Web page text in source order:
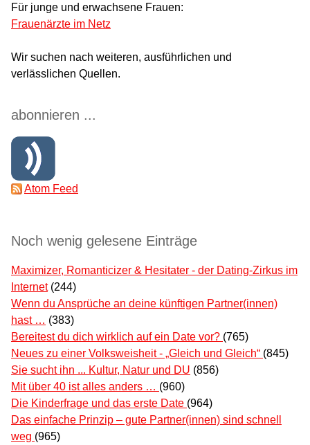
Für junge und erwachsene Frauen:
Frauenärzte im Netz
Wir suchen nach weiteren, ausführlichen und
verlässlichen Quellen.
abonnieren ...
Atom Feed
Noch wenig gelesene Einträge
Maximizer, Romanticizer & Hesitater - der Dating-Zirkus im
Internet (244)
Wenn du Ansprüche an deine künftigen Partner(innen)
hast … (383)
Bereitest du dich wirklich auf ein Date vor? (765)
Neues zu einer Volksweisheit - „Gleich und Gleich“ (845)
Sie sucht ihn ... Kultur, Natur und DU (856)
Mit über 40 ist alles anders … (960)
Die Kinderfrage und das erste Date (964)
Das einfache Prinzip – gute Partner(innen) sind schnell
weg (965)